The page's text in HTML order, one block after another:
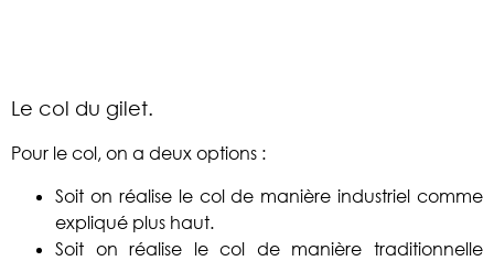
Le col du gilet.
Pour le col, on a deux options :
Soit on réalise le col de manière industriel comme
expliqué plus haut.
Soit on réalise le col de manière traditionnelle